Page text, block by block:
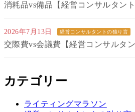
消耗品vs備品【経営コンサルタント
2026年7月13日 経営コンサルタントの独り言
交際費vs会議費【経営コンサルタ
カテゴリー
ライティングマラソン